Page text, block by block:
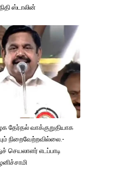
ஸ்டாலின்
தேர்தல் வாக்குறுதியாக
நிறைவேற்றவில்லை.-
செயலாளர் எடப்பாடி